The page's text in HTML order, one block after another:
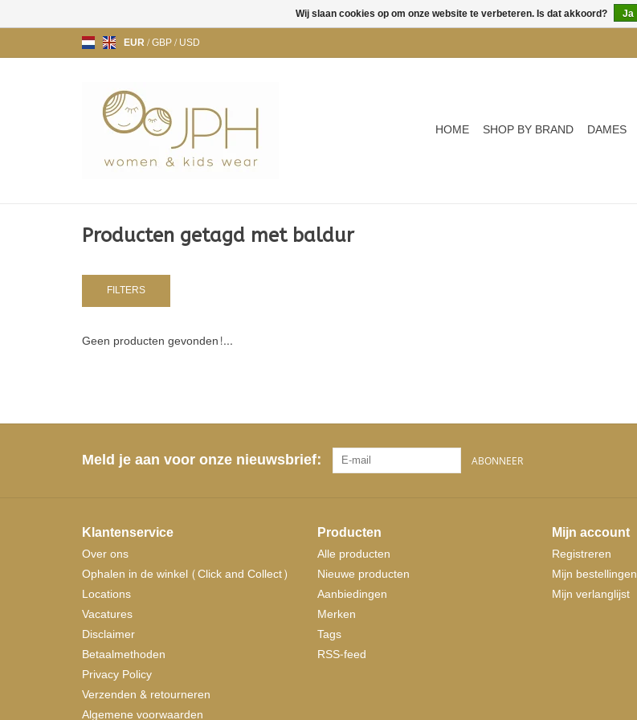
EUR/GBP/USD
HOME SHOP BY BRAND DAMES
Producten getagd met baldur
FILTERS
Geen producten gevonden!...
Meld je aan voor onze nieuwsbrief: ABONNEER
Klantenservice
Over ons
Ophalen in de winkel (Click and Collect)
Locations
Vacatures
Disclaimer
Betaalmethoden
Privacy Policy
Verzenden & retourneren
Algemene voorwaarden
Producten
Alle producten
Nieuwe producten
Aanbiedingen
Merken
Tags
RSS-feed
Mijn account
Registreren
Mijn bestellingen
Mijn verlanglijst
Wij slaan cookies op om onze website te verbeteren. Is dat akkoord? Ja